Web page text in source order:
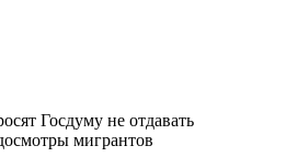
Госдуму не отдавать
мигрантов